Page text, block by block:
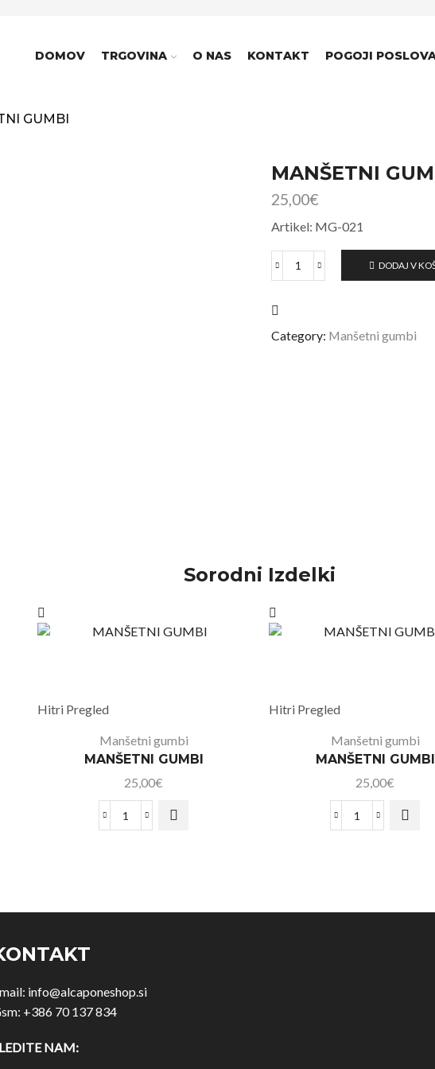
DOMOV TRGOVINA O NAS KONTAKT POGOJI
GUMBI
MANŠETNI
25,00€
Artikel: MG-021
DODAJ V
Category: Manšetni gumbi
Sorodni Izdelki
Hitri Pregled
Manšetni gumbi
MANŠETNI GUMBI
25,00€
Hitri Pregled
Manšetni gumbi
MANŠETNI GUMBI
25,00€
info@alcaponeshop.si
+386 70 137 834
NAM: